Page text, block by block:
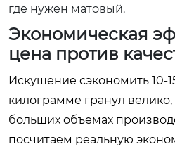
где нужен матовый.
Экономическая
цена против
Искушение сэкономить 10-
килограмме гранул
больших объемах
посчитаем реальную